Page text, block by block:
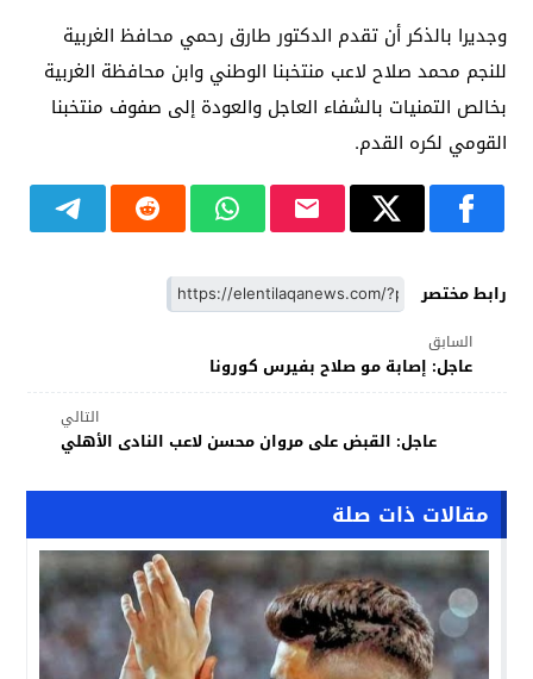
وجديرا بالذكر أن تقدم الدكتور طارق رحمي محافظ الغربية
للنجم محمد صلاح لاعب منتخبنا الوطني وابن محافظة الغربية
بخالص التمنيات بالشفاء العاجل والعودة إلى صفوف منتخبنا
القومي لكره القدم.
رابط مختصر
السابق
عاجل: إصابة مو صلاح بفيرس كورونا
التالي
عاجل: القبض على مروان محسن لاعب النادى الأهلي
مقالات ذات صلة